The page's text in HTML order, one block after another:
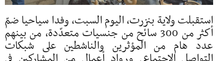
استقبلت ولاية بنزرت، اليوم السبت، وفدا سياحيا ضمّ
أكثر من 300 سائح من جنسيات متعدّدة، من بينهم
عدد هام من المؤثرين والناشطين على شبكات